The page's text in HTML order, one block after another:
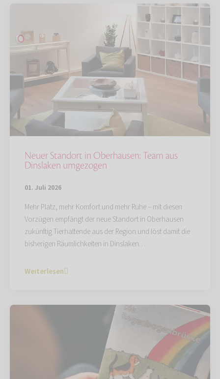
Neuer Standort in Oberhausen: Team aus
Dinslaken umgezogen
01. Juli 2026
Mehr Platz, mehr Komfort und mehr Ruhe – mit diesen
Vorzügen empfängt der neue Standort in Oberhausen
zukünftig Tierhaltende aus der Region und löst damit die
bisherigen Räumlichkeiten in Dinslaken…
Weiterlesen